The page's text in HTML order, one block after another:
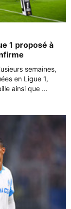
1 proposé à
semaines,
en Ligue 1,
ainsi que ...